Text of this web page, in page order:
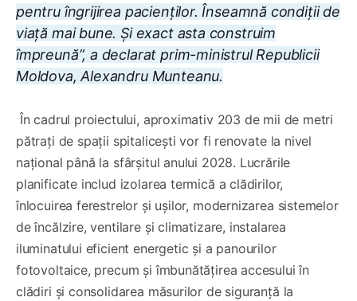
pentru îngrijirea pacienților. Înseamnă condiții de
viață mai bune. Și exact asta construim
împreună”, a declarat prim-ministrul Republicii
Moldova, Alexandru Munteanu.
În cadrul proiectului, aproximativ 203 de mii de metri
pătrați de spații spitalicești vor fi renovate la nivel
național până la sfârșitul anului 2028. Lucrările
planificate includ izolarea termică a clădirilor,
înlocuirea ferestrelor și ușilor, modernizarea sistemelor
de încălzire, ventilare și climatizare, instalarea
iluminatului eficient energetic și a panourilor
fotovoltaice, precum și îmbunătățirea accesului în
clădiri și consolidarea măsurilor de siguranță la